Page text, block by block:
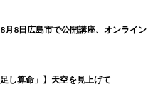
8日広島市で公開講座、オンライン
し算命」】天空を見上げて